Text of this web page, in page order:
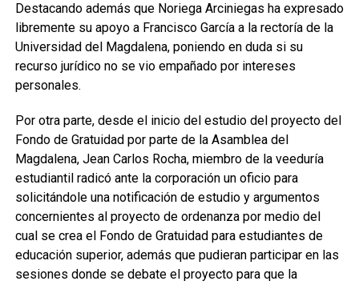
Destacando además que Noriega Arciniegas ha expresado
libremente su apoyo a Francisco García a la rectoría de la
Universidad del Magdalena, poniendo en duda si su
recurso jurídico no se vio empañado por intereses
personales.
Por otra parte, desde el inicio del estudio del proyecto del
Fondo de Gratuidad por parte de la Asamblea del
Magdalena, Jean Carlos Rocha, miembro de la veeduría
estudiantil radicó ante la corporación un oficio para
solicitándole una notificación de estudio y argumentos
concernientes al proyecto de ordenanza por medio del
cual se crea el Fondo de Gratuidad para estudiantes de
educación superior, además que pudieran participar en las
sesiones donde se debate el proyecto para que la